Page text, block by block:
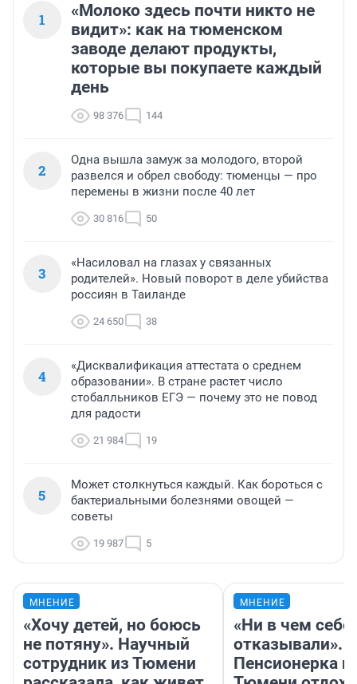
1
«Молоко здесь почти никто не
видит»: как на тюменском
заводе делают продукты,
которые вы покупаете каждый
день
98 376 144
2
Одна вышла замуж за молодого, второй
развелся и обрел свободу: тюменцы — про
перемены в жизни после 40 лет
30 816 50
3
«Насиловал на глазах у связанных
родителей». Новый поворот в деле убийства
россиян в Таиланде
24 650 38
4
«Дисквалификация аттестата о среднем
образовании». В стране растет число
стобалльников ЕГЭ — почему это не повод
для радости
21 984 19
5
Может столкнуться каждый. Как бороться с
бактериальными болезнями овощей —
советы
19 987 5
МНЕНИЕ
«Хочу детей, но боюсь
не потяну». Научный
сотрудник из Тюмени
МНЕНИЕ
«Ни в чем себе
отказывали».
Пенсионерка